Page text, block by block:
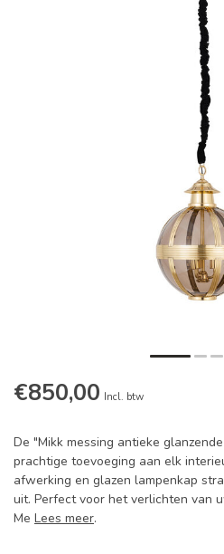
€850,00 Incl. btw
De "Mikk messing antieke
prachtige toevoeging aan elk
afwerking en glazen lampenkap
uit. Perfect voor het verlichten van
Me Lees meer.